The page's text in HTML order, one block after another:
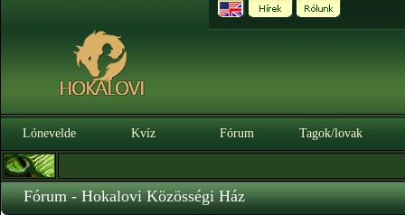
Lónevelde Kvíz Fórum Tagok/lovak
Fórum - Hokalovi Közösségi Ház